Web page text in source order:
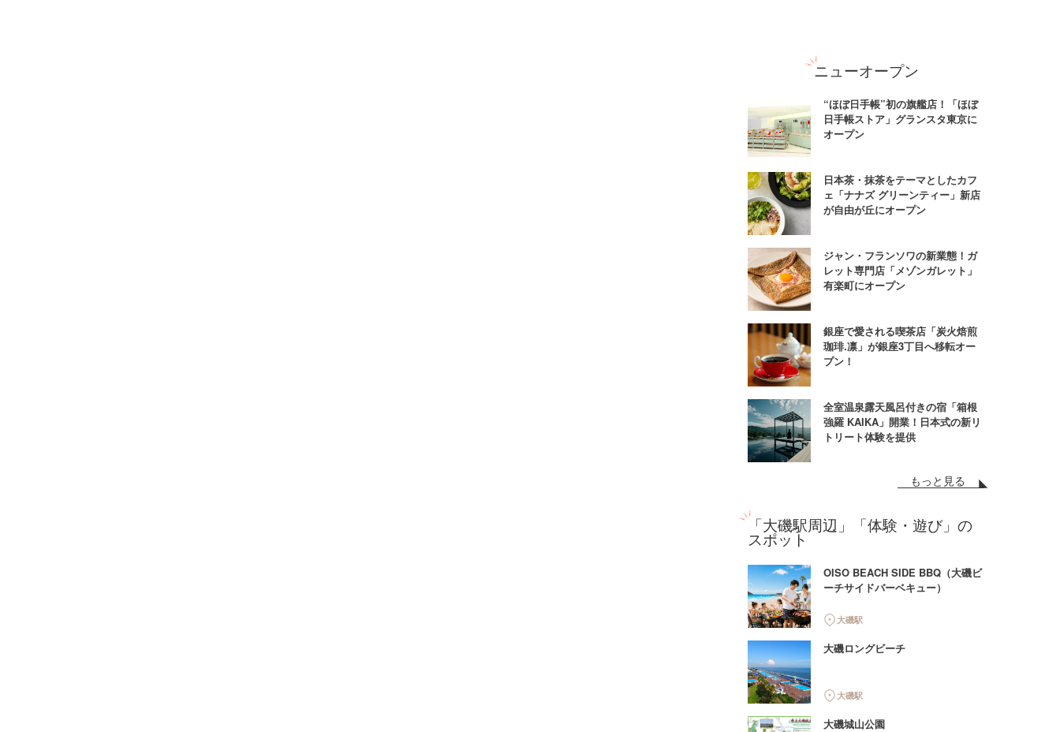
ニューオープン
“ほぼ日手帳”初の旗艦店！「ほぼ
日手帳ストア」グランスタ東京に
オープン
日本茶・抹茶をテーマとしたカフ
ェ「ナナズ グリーンティー」新店
が自由が丘にオープン
ジャン・フランソワの新業態！ガ
レット専門店「メゾンガレット」
有楽町にオープン
銀座で愛される喫茶店「炭火焙煎
珈琲.凛」が銀座3丁目へ移転オー
プン！
全室温泉露天風呂付きの宿「箱根
強羅 KAIKA」開業！日本式の新リ
トリート体験を提供
もっと見る
「大磯駅周辺」「体験・遊び」の
スポット
OISO BEACH SIDE BBQ（大磯ビ
ーチサイドバーベキュー）
大磯駅
大磯ロングビーチ
大磯駅
大磯城山公園